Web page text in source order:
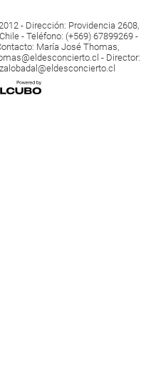
- Dirección: Providencia 2608,
- Teléfono: (+569) 67899269 -
María José Thomas,
- Director: